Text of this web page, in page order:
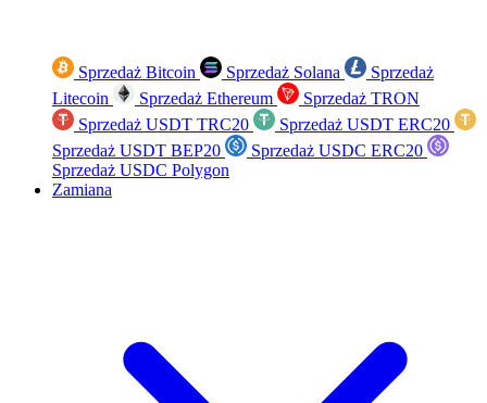
Sprzedaż Bitcoin Sprzedaż Solana
Sprzedaż
Litecoin
Sprzedaż Ethereum
Sprzedaż TRON
Sprzedaż USDT TRC20
Sprzedaż USDT ERC20
Sprzedaż USDT BEP20
Sprzedaż USDC ERC20
Sprzedaż USDC Polygon
Zamiana